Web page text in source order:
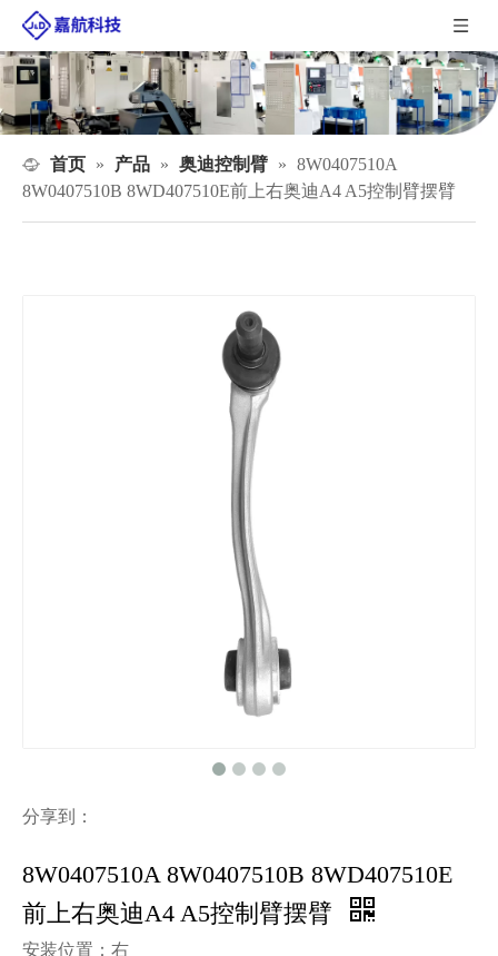
首页 » 产品 » 奥迪控制臂 » 8W0407510A
8W0407510B 8WD407510E前上右奥迪A4 A5控制臂摆臂
分享到：
8W0407510A 8W0407510B 8WD407510E
前上右奥迪A4 A5控制臂摆臂
安装位置：右